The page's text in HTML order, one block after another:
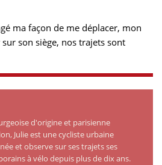
ma façon de me déplacer, mon
son siège, nos trajets sont
d'origine et parisienne
Julie est une cycliste urbaine
et observe sur ses trajets ses
à vélo depuis plus de dix ans.